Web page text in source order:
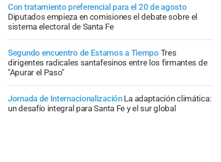
Con tratamiento preferencial para el 20 de agosto
Diputados empieza en comisiones el debate sobre el
sistema electoral de Santa Fe
Segundo encuentro de Estamos a Tiempo Tres
dirigentes radicales santafesinos entre los firmantes de
"Apurar el Paso"
Jornada de Internacionalización La adaptación climática:
un desafío integral para Santa Fe y el sur global